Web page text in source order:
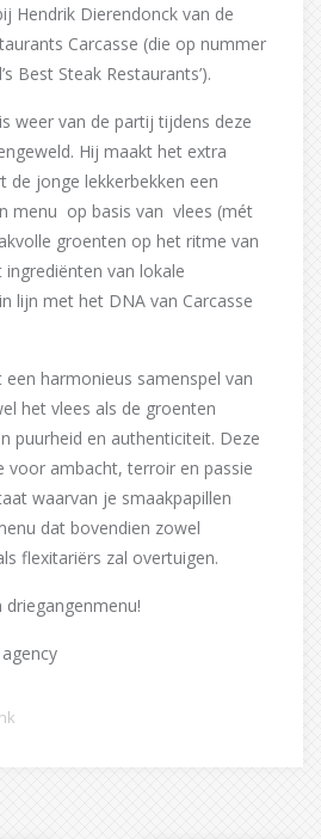
Hendrik Dierendonck van de
Carcasse (die op nummer
Best Steak Restaurants’).
weer van de partij tijdens deze
Hij maakt het extra
de jonge lekkerbekken een
menu op basis van vlees (mét
groenten op het ritme van
van lokale
lijn met het DNA van Carcasse
harmonieus samenspel van
het vlees als de groenten
puurheid en authenticiteit. Deze
voor ambacht, terroir en passie
waarvan je smaakpapillen
dat bovendien zowel
flexitariërs zal overtuigen.
driegangenmenu!